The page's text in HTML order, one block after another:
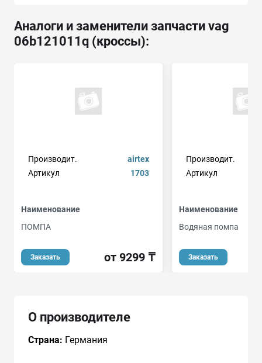
Аналоги и заменители запчасти vag
06b121011q (кроссы):
Производит.
airtex
Артикул
1703
Наименование
ПОМПА
Заказать от 9299 ₸
Производит.
Артикул
Наименование
Водяная помпа
Заказать
О производителе
Страна: Германия